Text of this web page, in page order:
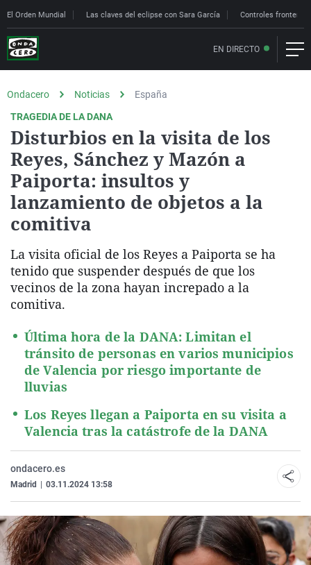
El Orden Mundial Las claves del eclipse con Sara García Controles
EN DIRECTO
Ondacero Noticias
España
TRAGEDIA DE LA DANA
Disturbios en la visita de los
Reyes, Sánchez y Mazón a
Paiporta: insultos y
lanzamiento de objetos a la
comitiva
La visita oficial de los Reyes a Paiporta se ha
tenido que suspender después de que los
vecinos de la zona hayan increpado a la
comitiva.
Última hora de la DANA: Limitan el
tránsito de personas en varios municipios
de Valencia por riesgo importante de
lluvias
Los Reyes llegan a Paiporta en su visita a
Valencia tras la catástrofe de la DANA
ondacero.es
Madrid 03.11.2024 13:58